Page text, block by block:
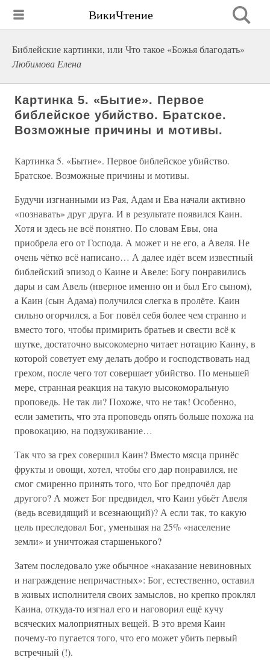
ВикиЧтение
Библейские картинки, или Что такое «Божья благодать»
Любимова Елена
Картинка 5. «Бытие». Первое
библейское убийство. Братское.
Возможные причины и мотивы.
Картинка 5. «Бытие». Первое библейское убийство.
Братское. Возможные причины и мотивы.
Будучи изгнанными из Рая, Адам и Ева начали активно
«познавать» друг друга. И в результате появился Каин.
Хотя и здесь не всё понятно. По словам Евы, она
приобрела его от Господа. А может и не его, а Авеля. Не
очень чётко всё написано… А далее идёт всем известный
библейский эпизод о Каине и Авеле: Богу понравились
дары и сам Авель (нверное именно он и был Его сыном),
а Каин (сын Адама) получился слегка в пролёте. Каин
сильно огорчился, а Бог повёл себя более чем странно и
вместо того, чтобы примирить братьев и свести всё к
шутке, достаточно высокомерно читает нотацию Каину, в
которой советует ему делать добро и господствовать над
грехом, после чего тот совершает убийство. По меньшей
мере, странная реакция на такую высокоморальную
проповедь. Не так ли? Похоже, что не так! Особенно,
если заметить, что эта проповедь опять больше похожа на
провокацию, на подзуживание…
Так что за грех совершил Каин? Вместо мясца принёс
фрукты и овощи, хотел, чтобы его дар понравился, не
смог смиренно принять того, что Бог предпочёл дар
другого? А может Бог предвидел, что Каин убьёт Авеля
(ведь всевидящий и всезнающий)? А если так, то какую
цель преследовал Бог, уменьшая на 25% «население
земли» и уничтожая старшенького?
Затем последовало уже обычное «наказание невиновных
и награждение непричастных»: Бог, естественно, оставил
в живых исполнителя своих замыслов, но крепко проклял
Каина, откуда-то изгнал его и наговорил ещё кучу
всяческих малоприятных вещей. В это время Каин
почему-то пугается того, что его может убить первый
встречный (!).